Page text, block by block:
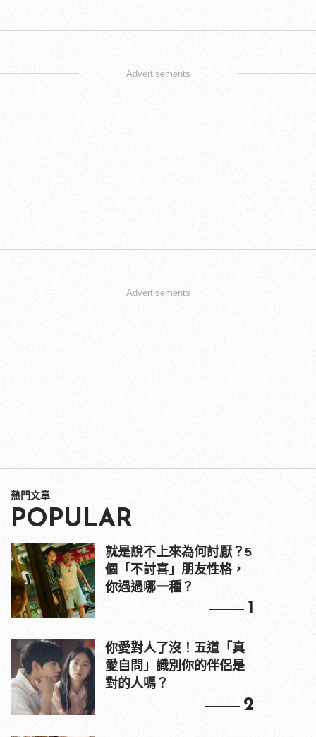
Advertisements
Advertisements
熱門文章
POPULAR
就是說不上來為何討厭？5
個「不討喜」朋友性格，
你遇過哪一種？
1
你愛對人了沒！五道「真
愛自問」識別你的伴侶是
對的人嗎？
2